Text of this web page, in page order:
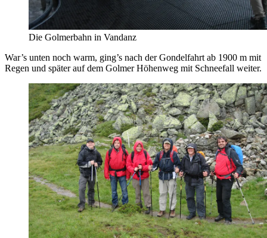
Die Golmerbahn in Vandanz
War’s unten noch warm, ging’s nach der Gondelfahrt ab 1900 m mit
Regen und später auf dem Golmer Höhenweg mit Schneefall weiter.